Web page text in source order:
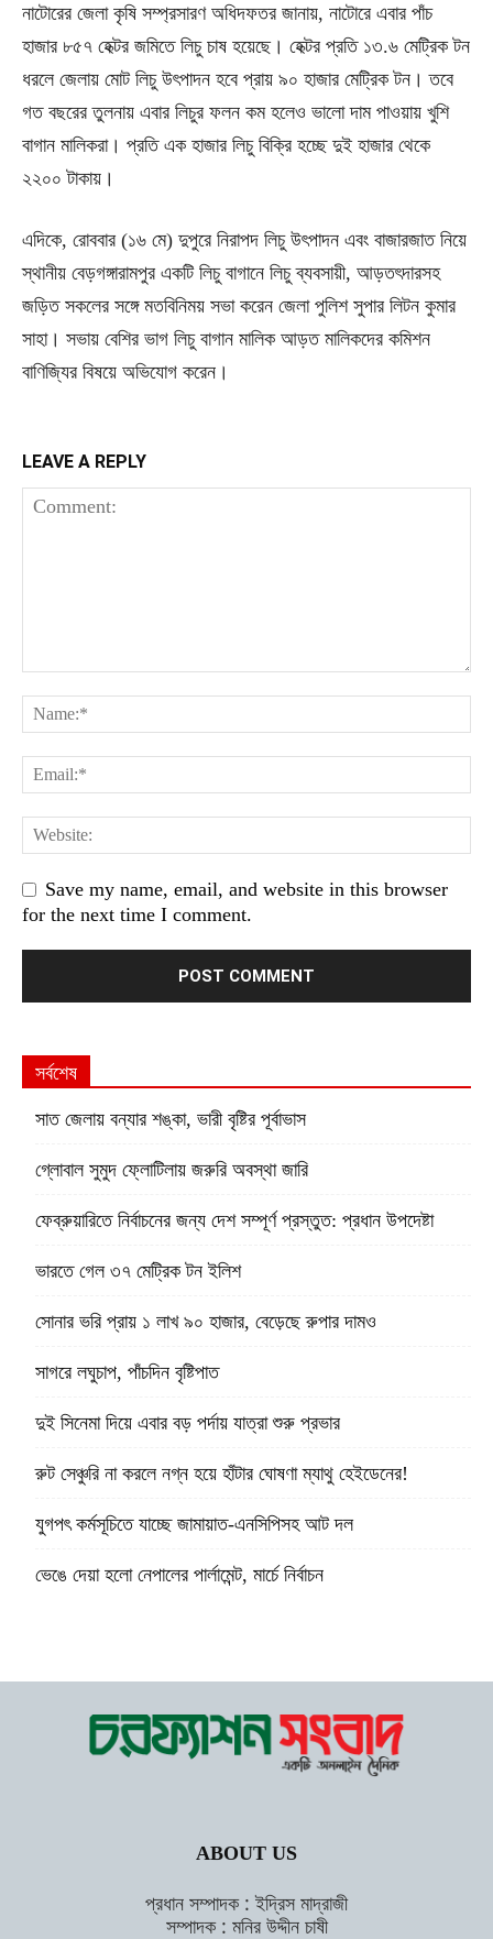
নাটোরের জেলা কৃষি সম্প্রসারণ অধিদফতর জানায়, নাটোরে এবার পাঁচ
হাজার ৮৫৭ হেক্টর জমিতে লিচু চাষ হয়েছে। হেক্টর প্রতি ১৩.৬ মেট্রিক টন
ধরলে জেলায় মোট লিচু উৎপাদন হবে প্রায় ৯০ হাজার মেট্রিক টন। তবে
গত বছরের তুলনায় এবার লিচুর ফলন কম হলেও ভালো দাম পাওয়ায় খুশি
বাগান মালিকরা। প্রতি এক হাজার লিচু বিক্রি হচ্ছে দুই হাজার থেকে
২২০০ টাকায়।
এদিকে, রোববার (১৬ মে) দুপুরে নিরাপদ লিচু উৎপাদন এবং বাজারজাত নিয়ে
স্থানীয় বেড়গঙ্গারামপুর একটি লিচু বাগানে লিচু ব্যবসায়ী, আড়তৎদারসহ
জড়িত সকলের সঙ্গে মতবিনিময় সভা করেন জেলা পুলিশ সুপার লিটন কুমার
সাহা। সভায় বেশির ভাগ লিচু বাগান মালিক আড়ত মালিকদের কমিশন
বাণিজ্যির বিষয়ে অভিযোগ করেন।
LEAVE A REPLY
Save my name, email, and website in this browser
for the next time I comment.
সর্বশেষ
সাত জেলায় বন্যার শঙ্কা, ভারী বৃষ্টির পূর্বাভাস
গ্লোবাল সুমুদ ফ্লোটিলায় জরুরি অবস্থা জারি
ফেব্রুয়ারিতে নির্বাচনের জন্য দেশ সম্পূর্ণ প্রস্তুত: প্রধান উপদেষ্টা
ভারতে গেল ৩৭ মেট্রিক টন ইলিশ
সোনার ভরি প্রায় ১ লাখ ৯০ হাজার, বেড়েছে রুপার দামও
সাগরে লঘুচাপ, পাঁচদিন বৃষ্টিপাত
দুই সিনেমা দিয়ে এবার বড় পর্দায় যাত্রা শুরু প্রভার
রুট সেঞ্চুরি না করলে নগ্ন হয়ে হাঁটার ঘোষণা ম্যাথু হেইডেনের!
যুগপৎ কর্মসূচিতে যাচ্ছে জামায়াত-এনসিপিসহ আট দল
ভেঙে দেয়া হলো নেপালের পার্লামেন্ট, মার্চে নির্বাচন
ABOUT US
প্রধান সম্পাদক : ইদ্রিস মাদ্রাজী
সম্পাদক : মনির উদ্দীন চাষী